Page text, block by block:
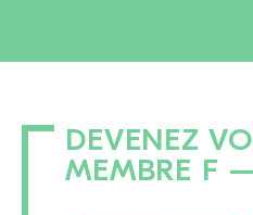
DEVENEZ
MEMBRE F